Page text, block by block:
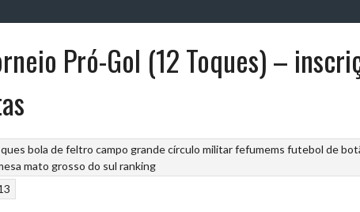
Pró-Gol (12 Toques) –
bola de feltro campo grandecírculo militarfefumems futebol de
mato grosso do sul ranking